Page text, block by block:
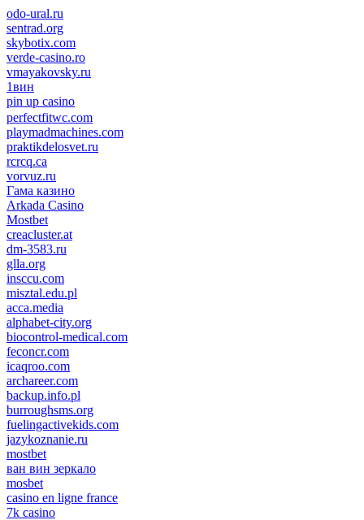
odo-ural.ru
sentrad.org
skybotix.com
verde-casino.ro
vmayakovsky.ru
1вин
pin up casino
пин ап
1win
perfectfitwc.com
playmadmachines.com
praktikdelosvet.ru
rcrcq.ca
vorvuz.ru
Гама казино
Arkada Casino
Mostbet
creacluster.at
dm-3583.ru
glla.org
insccu.com
misztal.edu.pl
acca.media
alphabet-city.org
biocontrol-medical.com
feconcr.com
icaqroo.com
archareer.com
backup.info.pl
burroughsms.org
fuelingactivekids.com
jazykoznanie.ru
mostbet
ван вин зеркало
mosbet
casino en ligne france
7k casino